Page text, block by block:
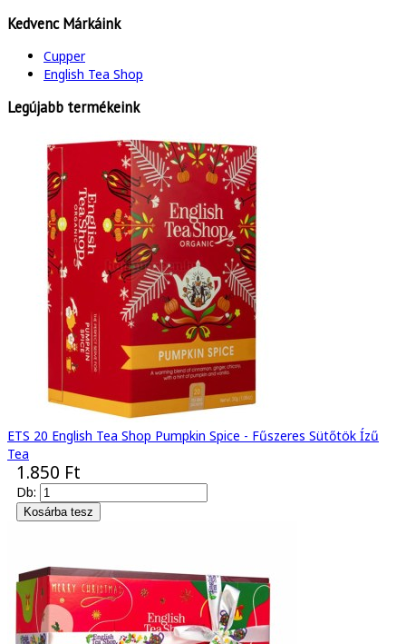
Kedvenc Márkáink
Cupper
English Tea Shop
Legújabb termékeink
ETS 20 English Tea Shop Pumpkin Spice - Fűszeres Sütőtök Ízű
Tea
1.850 Ft
Db: